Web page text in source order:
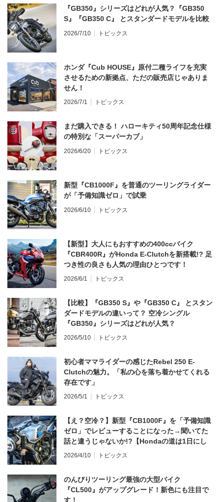
『GB350』シリーズはどれが人気？『GB350
S』『GB350 C』 とスタンダードモデルを比較
2026/7/10 トピックス
ホンダ『Cub HOUSE』原付二種ライフを充実
させるための新拠点、ただの販売店じゃありま
せん！
2026/7/1 トピックス
まだ購入できる！ ハローキティ50周年記念仕様
の特別な「スーパーカブ」
2026/6/20 トピックス
新型『CB1000F』を普通のツーリングライダー
が「予備知識ゼロ」で試乗
2026/6/10 トピックス
【新型】大人にもおすすめの400ccバイク
『CBR400R』がHonda E-Clutchを新搭載!? 足
つき性の良さも人気の理由ひとつです！
2026/6/1 トピックス
【比較】『GB350 S』や『GB350 C』 とスタン
ダードモデルの違いって？ 空冷シングル
『GB350』シリーズはどれが人気？
2026/5/10 トピックス
初心者ママライダーの感じたRebel 250 E-
Clutchの魅力。「私の心を落ち着かせてくれる
存在です」
2026/5/1 トピックス
【え？空冷？】新型『CB1000F』を「予備知識
ゼロ」でレビューすることになった→聞いてた
話と違うじゃないか!?【Hondaの道は1日にし
てならず／CB1000F ①第一印象 編】
2026/4/10 トピックス
のんびりツーリング最強の大型バイク
『CL500』がアップグレード！新色にも注目で
す！